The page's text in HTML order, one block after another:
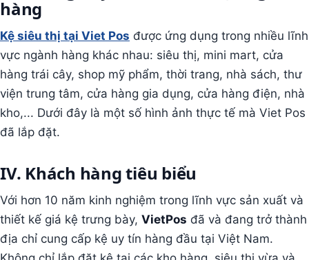
hàng
Kệ siêu thị tại Viet Pos được ứng dụng trong nhiều lĩnh
vực ngành hàng khác nhau: siêu thị, mini mart, cửa
hàng trái cây, shop mỹ phẩm, thời trang, nhà sách, thư
viện trung tâm, cửa hàng gia dụng, cửa hàng điện, nhà
kho,... Dưới đây là một số hình ảnh thực tế mà Viet Pos
đã lắp đặt.
IV. Khách hàng tiêu biểu
Với hơn 10 năm kinh nghiệm trong lĩnh vực sản xuất và
thiết kế giá kệ trưng bày, VietPos đã và đang trở thành
địa chỉ cung cấp kệ uy tín hàng đầu tại Việt Nam.